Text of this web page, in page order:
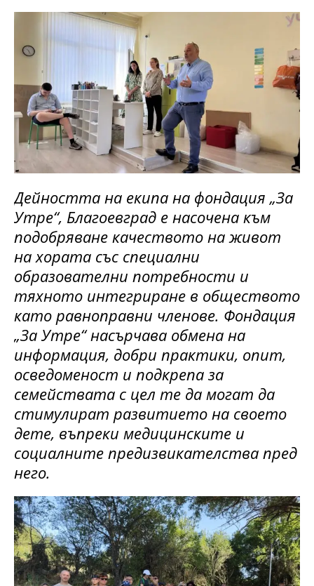
Дейността на екипа на фондация „За
Утре“, Благоевград е насочена към
подобряване качеството на живот
на хората със специални
образователни потребности и
тяхното интегриране в обществото
като равноправни членове. Фондация
„За Утре“ насърчава обмена на
информация, добри практики, опит,
осведоменост и подкрепа за
семействата с цел те да могат да
стимулират развитието на своето
дете, въпреки медицинските и
социалните предизвикателства пред
него.